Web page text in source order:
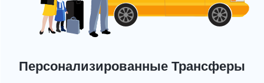
Персонализированные Трансферы